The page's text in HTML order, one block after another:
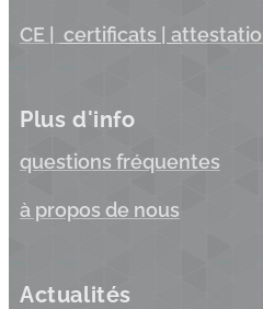
CE | certificats | a
Plus d'info
questions fréquentes
à propos de nous
Actualités